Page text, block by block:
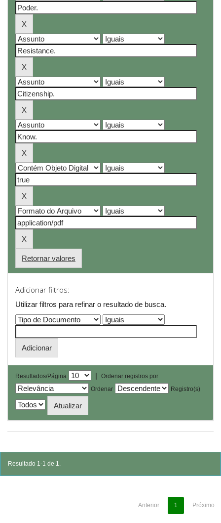
Retornar valores
Adicionar filtros:
Utilizar filtros para refinar o resultado de busca.
Resultados/Página |
Ordenar registros por
Ordenar
Registro(s)
Resultado 1-1 de 1.
Anterior 1 Próximo